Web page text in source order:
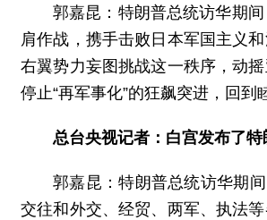
郭嘉昆：特朗普总统访华期
肩作战，携手击败日本军国主义
右翼势力妄图挑战这一秩序，动
停止“再军事化”的狂飙突进，回
总台央视记者：白宫发布了
郭嘉昆：特朗普总统访华期
交往和外交、经贸、两军、执法